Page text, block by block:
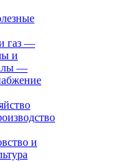
газ —
и
—
и